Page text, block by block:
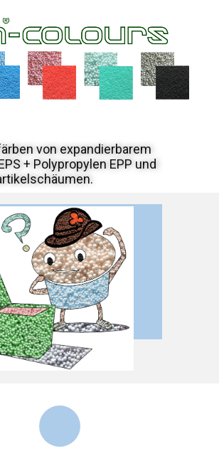
von expandierbarem
+ Polypropylen EPP und